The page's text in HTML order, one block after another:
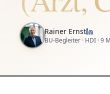
Rainer Ernst
BU-Begleiter · HDI ·9